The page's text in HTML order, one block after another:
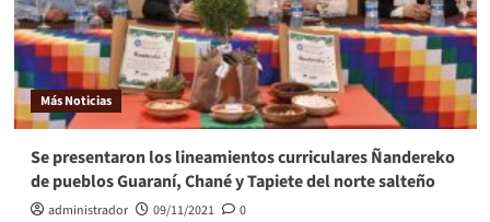
Más Noticias
Se presentaron los lineamientos curriculares Ñandereko
de pueblos Guaraní, Chané y Tapiete del norte salteño
administrador 09/11/2021 0